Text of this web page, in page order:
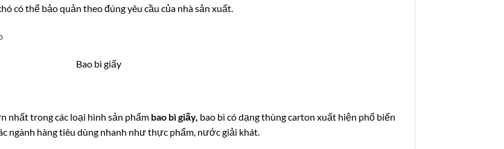
có thể bảo quản theo đúng yêu cầu của nhà sản xuất.
Bao bì giấy
nhất trong các loại hình sản phẩm bao bì giấy, bao bì có dạng thùng carton xuất hiện phổ biến
ngành hàng tiêu dùng nhanh như thực phẩm, nước giải khát.